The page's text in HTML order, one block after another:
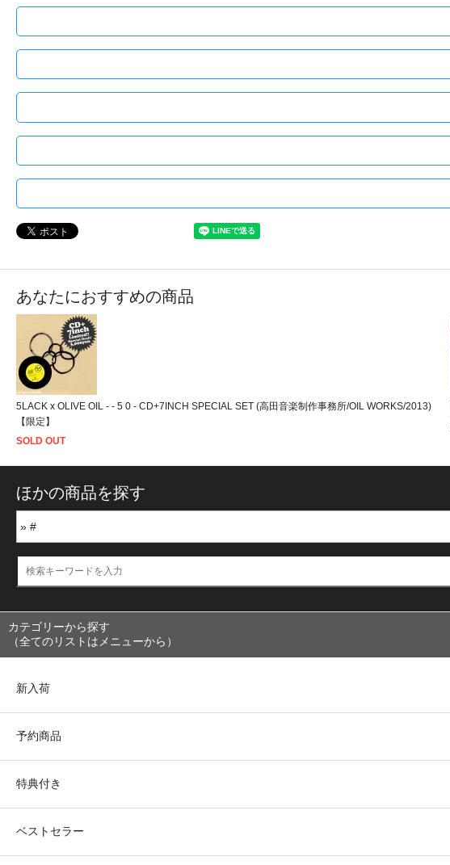
あなたにおすすめの商品
5LACK x OLIVE OIL - - 5 0 - CD+7INCH SPECIAL SET (高田音楽制作事務所/OIL WORKS/2013)
【限定】
SOLD OUT
ほかの商品を探す
カテゴリーから探す
（全てのリストはメニューから）
新入荷
予約商品
特典付き
ベストセラー